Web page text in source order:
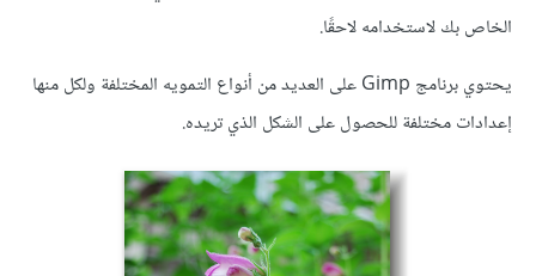
الخاص بك لاستخدامه لاحقًا.
يحتوي برنامج Gimp على العديد من أنواع التمويه المختلفة ولكل منها
إعدادات مختلفة للحصول على الشكل الذي تريده.